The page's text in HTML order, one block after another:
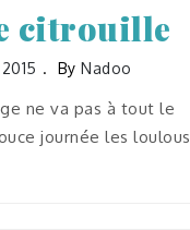
citrouille
ByNadoo
ne va pas à tout le
journée les loulous